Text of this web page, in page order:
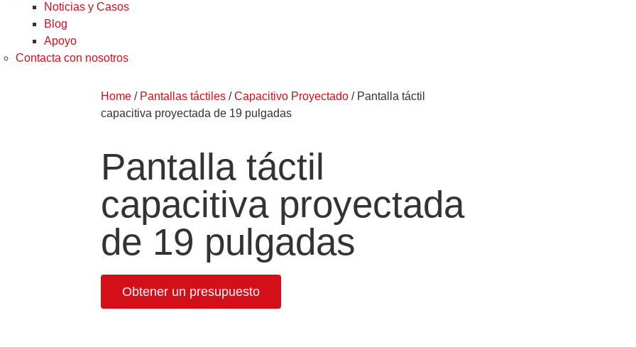
Noticias y Casos
Blog
Apoyo
Contacta con nosotros
Home / Pantallas táctiles /Capacitivo Proyectado / Pantalla táctil
capacitiva proyectada de 19 pulgadas
Pantalla táctil
capacitiva proyectada
de 19 pulgadas
Obtener un presupuesto